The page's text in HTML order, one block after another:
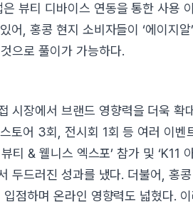
뷰티 디바이스 연동을 통한 사용
, 홍콩 현지 소비자들이 ‘에이지알
으로 풀이가 가능하다.
시장에서 브랜드 영향력을 더욱 확
토어 3회, 전시회 1회 등 여러 이벤
티 & 웰니스 엑스포’ 참가 및 ‘K11
두드러진 성과를 냈다. 더불어, 홍
점하며 온라인 영향력도 넓혔다.